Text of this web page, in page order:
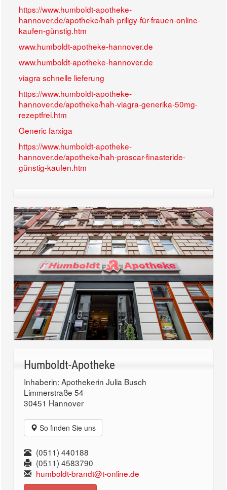
https://www.humboldt-apotheke-
hannover.de/apotheke/hah-priligy-für-frauen-online-
kaufen-günstig.htm
www.humboldt-apotheke-hannover.de
www.humboldt-apotheke-hannover.de
viagra schnelle lieferung
https://www.humboldt-apotheke-
hannover.de/apotheke/hah-viagra-generika-50mg-
rezeptfrei.htm
Generic farxiga
https://www.humboldt-apotheke-
hannover.de/apotheke/hah-proscar-finasteride-
günstig-kaufen.htm
Humboldt-Apotheke
Inhaberin: Apothekerin Julia Busch
Limmerstraße 54
30451 Hannover
So finden Sie uns
(0511) 440188
(0511) 4583790
humboldt-brandt@t-online.de